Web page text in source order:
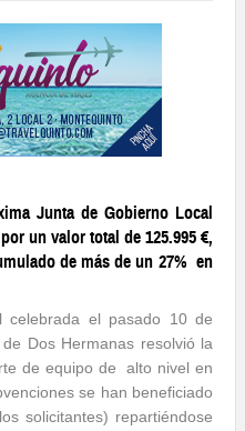
Junta de Gobierno Local
un valor total de 125.995 €,
de más de un 27% en
celebrada el pasado 10 de
Dos Hermanas resolvió la
de equipo de alto nivel en
se han beneficiado
solicitantes) repartiéndose